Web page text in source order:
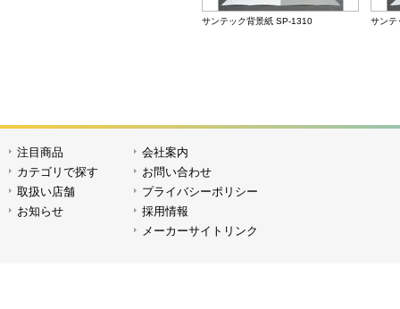
サンテック背景紙 SP-1310 サンテ
注目商品
カテゴリで探す
取扱い店舗
お知らせ
会社案内
お問い合わせ
プライバシーポリシー
採用情報
メーカーサイトリンク